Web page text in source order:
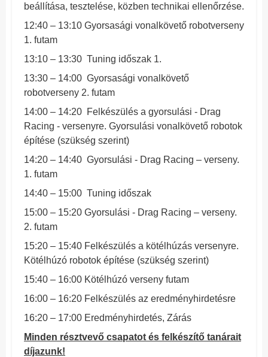
beállítása, tesztelése, közben technikai ellenőrzése.
12:40 – 13:10 Gyorsasági vonalkövető robotverseny
1. futam
13:10 – 13:30 Tuning időszak 1.
13:30 – 14:00 Gyorsasági vonalkövető
robotverseny 2. futam
14:00 – 14:20 Felkészülés a gyorsulási - Drag
Racing - versenyre. Gyorsulási vonalkövető robotok
építése (szükség szerint)
14:20 – 14:40 Gyorsulási - Drag Racing – verseny.
1. futam
14:40 – 15:00 Tuning időszak
15:00 – 15:20 Gyorsulási - Drag Racing – verseny.
2. futam
15:20 – 15:40 Felkészülés a kötélhúzás versenyre.
Kötélhúzó robotok építése (szükség szerint)
15:40 – 16:00 Kötélhúzó verseny futam
16:00 – 16:20 Felkészülés az eredményhirdetésre
16:20 – 17:00 Eredményhirdetés, Zárás
Minden résztvevő csapatot és felkészítő tanárait
díjazunk!